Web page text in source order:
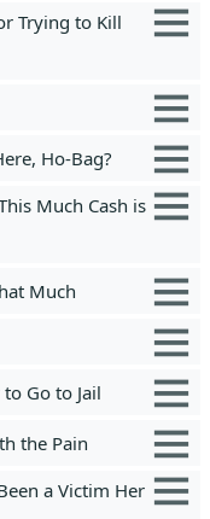
Trying to Kill
Ho-Bag?
Much Cash is
Much
Go to Jail
the Pain
a Victim Her